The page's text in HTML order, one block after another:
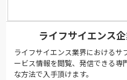
ライフサイエンス
ライフサイエンス業界における
ービス情報を閲覧、発信できる専
な方法で入手頂けます。